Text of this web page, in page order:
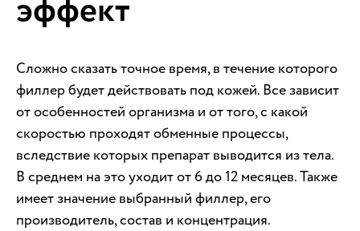
эффект
Сложно сказать точное время, в течение которого
филлер будет действовать под кожей. Все зависит
от особенностей организма и от того, с какой
скоростью проходят обменные процессы,
вследствие которых препарат выводится из тела.
В среднем на это уходит от 6 до 12 месяцев. Также
имеет значение выбранный филлер, его
производитель, состав и концентрация.